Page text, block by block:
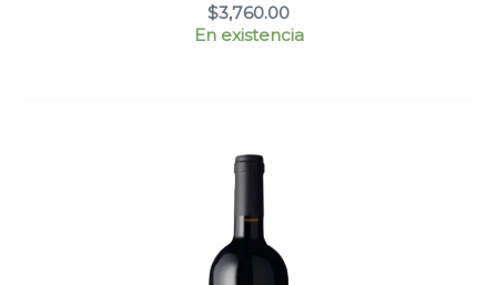
$3,760.00
En existencia